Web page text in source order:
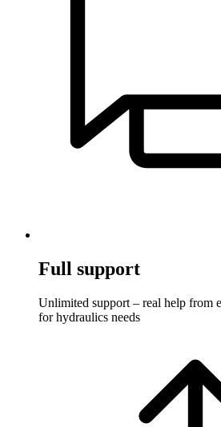
Full support
Unlimited support – real help from
for hydraulics needs